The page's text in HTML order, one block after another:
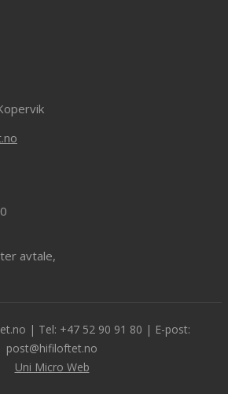
avtale,
| Tel: +47 52 90 91 80 | E-post:
post@hifiloftet.no
Uni Micro Web